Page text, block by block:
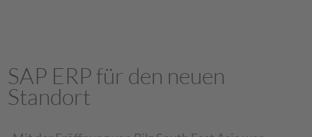
SAP ERP für den neuen
Standort